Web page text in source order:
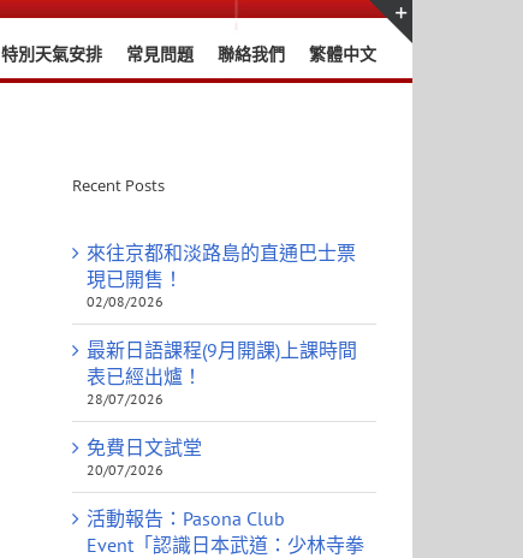
特別天氣安排 常見問題 聯絡我們 繁體中文
Recent Posts
來往京都和淡路島的直通巴士票
現已開售！
02/08/2026
最新日語課程(9月開課)上課時間
表已經出爐！
28/07/2026
免費日文試堂
20/07/2026
活動報告：Pasona Club
Event「認識日本武道：少林寺拳
Sliding